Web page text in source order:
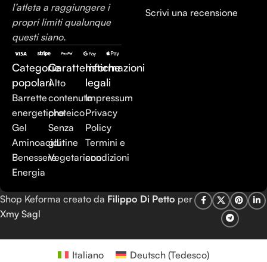
l’atleta a raggiungere i
propri limiti qualunque
questi siano.
Categorie
popolari
Barrette
energetiche
Gel
Aminoacidi
Benessere
Energia
Caratteristiche
Alto
contenuto
proteico
Senza
glutine
Vegetariano
Informazioni
legali
Impressum
Privacy
Policy
Termini e
condizioni
Scrivi una recensione
Shop Keforma creato da Filippo Di Petto per
Xmy Sagl
Italiano Deutsch (Tedesco)